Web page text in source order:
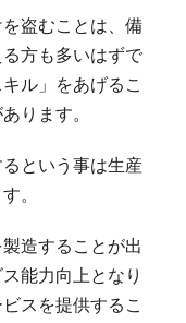
盗むことは、備
方も多いはずで
ル」をあげるこ
ります。
という事は生産
。
造することが出
能力向上となり
スを提供するこ